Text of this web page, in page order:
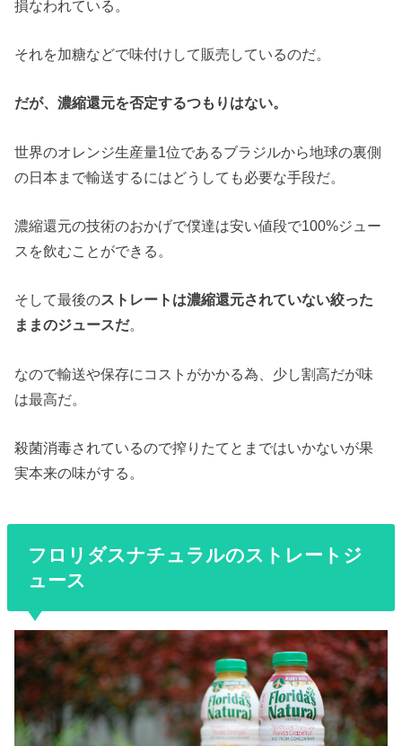
損なわれている。
それを加糖などで味付けして販売しているのだ。
だが、濃縮還元を否定するつもりはない。
世界のオレンジ生産量1位であるブラジルから地球の裏側
の日本まで輸送するにはどうしても必要な手段だ。
濃縮還元の技術のおかげで僕達は安い値段で100%ジュー
スを飲むことができる。
そして最後のストレートは濃縮還元されていない絞った
ままのジュースだ。
なので輸送や保存にコストがかかる為、少し割高だが味
は最高だ。
殺菌消毒されているので搾りたてとまではいかないが果
実本来の味がする。
フロリダスナチュラルのストレートジ
ュース